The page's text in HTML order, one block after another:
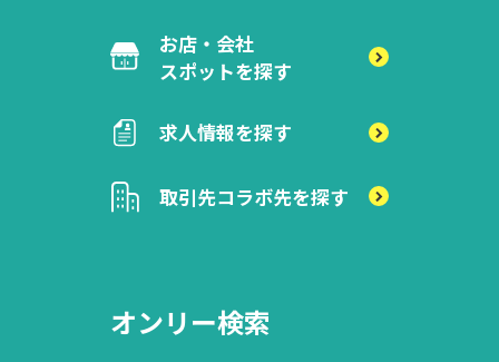
お店・会社
スポットを探す
求人情報を探す
取引先コラボ先を探す
オンリー検索